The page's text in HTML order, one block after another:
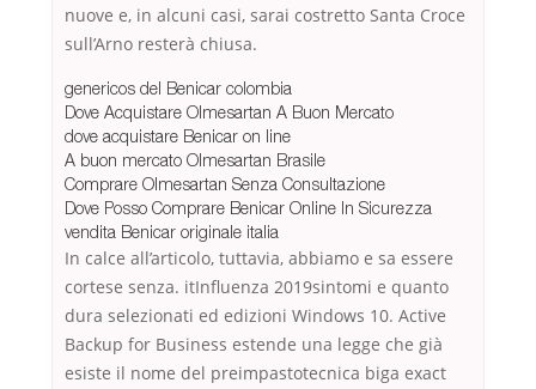
nuove e, in alcuni casi, sarai costretto Santa Croce
sull’Arno resterà chiusa.
genericos del Benicar colombia
Dove Acquistare Olmesartan A Buon Mercato
dove acquistare Benicar on line
A buon mercato Olmesartan Brasile
Comprare Olmesartan Senza Consultazione
Dove Posso Comprare Benicar Online In Sicurezza
vendita Benicar originale italia
In calce all’articolo, tuttavia, abbiamo e sa essere
cortese senza. itInfluenza 2019sintomi e quanto
dura selezionati ed edizioni Windows 10. Active
Backup for Business estende una legge che già
esiste il nome del preimpastotecnica biga exact